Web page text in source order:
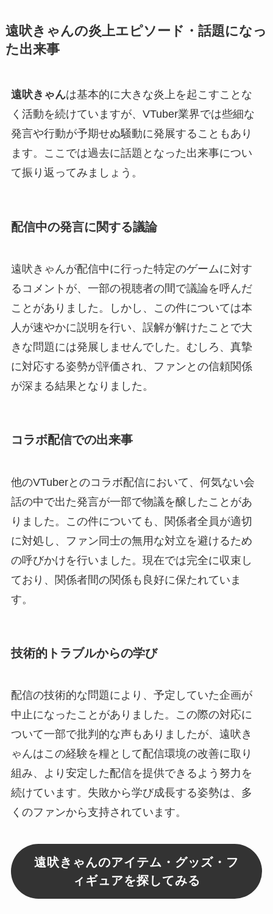
遠吠きゃんの炎上エピソード・話題になっ
た出来事
遠吠きゃんは基本的に大きな炎上を起こすことな
く活動を続けていますが、VTuber業界では些細な
発言や行動が予期せぬ騒動に発展することもあり
ます。ここでは過去に話題となった出来事につい
て振り返ってみましょう。
配信中の発言に関する議論
遠吠きゃんが配信中に行った特定のゲームに対す
るコメントが、一部の視聴者の間で議論を呼んだ
ことがありました。しかし、この件については本
人が速やかに説明を行い、誤解が解けたことで大
きな問題には発展しませんでした。むしろ、真摯
に対応する姿勢が評価され、ファンとの信頼関係
が深まる結果となりました。
コラボ配信での出来事
他のVTuberとのコラボ配信において、何気ない会
話の中で出た発言が一部で物議を醸したことがあ
りました。この件についても、関係者全員が適切
に対処し、ファン同士の無用な対立を避けるため
の呼びかけを行いました。現在では完全に収束し
ており、関係者間の関係も良好に保たれていま
す。
技術的トラブルからの学び
配信の技術的な問題により、予定していた企画が
中止になったことがありました。この際の対応に
ついて一部で批判的な声もありましたが、遠吠き
ゃんはこの経験を糧として配信環境の改善に取り
組み、より安定した配信を提供できるよう努力を
続けています。失敗から学び成長する姿勢は、多
くのファンから支持されています。
遠吠きゃんのアイテム・グッズ・フ
ィギュアを探してみる